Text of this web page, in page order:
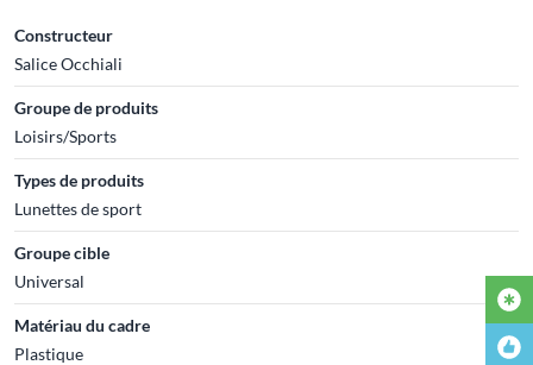
Constructeur
Salice Occhiali
Groupe de produits
Loisirs/Sports
Types de produits
Lunettes de sport
Groupe cible
Universal
Matériau du cadre
Plastique